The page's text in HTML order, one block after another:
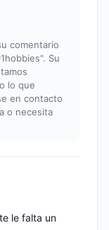
comentario
Su
lo que
en contacto
o necesita
le falta un